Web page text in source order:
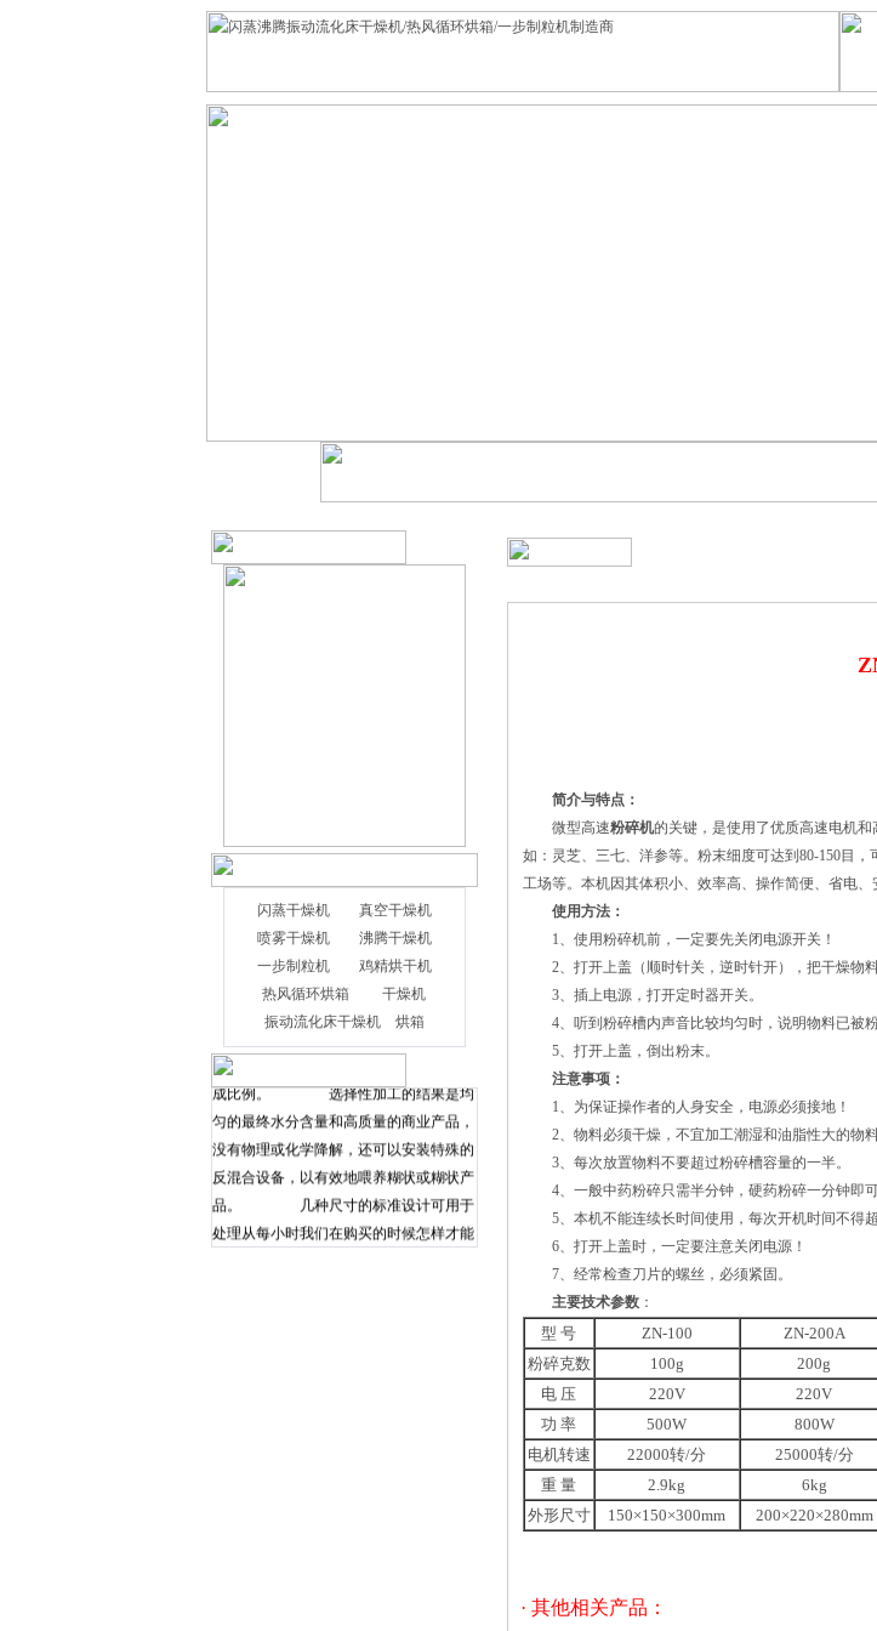
闪蒸干燥机
真空干燥机
喷雾干燥机
沸腾干燥机
一步制粒机
鸡精烘干机
热风循环烘箱
干燥机
振动流化床干燥机
烘箱
闪光灯或瞬时干燥机与传统闪光灯不
同，因为它们采用选择性处理原理。这确
保了每个粒子的停留时间与其尺寸和重量
成比例。 选择性加工的结果是均
匀的最终水分含量和高质量的商业产品，
没有物理或化学降解，还可以安装特殊的
反混合设备，以有效地喂养糊状或糊状产
品。 几种尺寸的标准设计可用于
处理从每小时我们在购买的时候怎样才能
简介与特点：
微型高速粉碎机的关键，是使用了优质高速电机和
如：灵芝、三七、洋参等。粉末细度可达到80-150目
工场等。本机因其体积小、效率高、操作简便、省电
使用方法：
1、使用粉碎机前，一定要先关闭电源开关！
2、打开上盖（顺时针关，逆时针开），把干燥物料
3、插上电源，打开定时器开关。
4、听到粉碎槽内声音比较均匀时，说明物料已被粉
5、打开上盖，倒出粉末。
注意事项：
1、为保证操作者的人身安全，电源必须接地！
2、物料必须干燥，不宜加工潮湿和油脂性大的物料
3、每次放置物料不要超过粉碎槽容量的一半。
4、一般中药粉碎只需半分钟，硬药粉碎一分钟即可
5、本机不能连续长时间使用，每次开机时间不得超
6、打开上盖时，一定要注意关闭电源！
7、经常检查刀片的螺丝，必须紧固。
主要技术参数：
型 号 ZN-100 ZN-200A
粉碎克数
100g 200g
电 压
220V 220V
功 率
500W 800W
电机转速
22000转/分 25000转/分
重 量
2.9kg 6kg
外形尺寸
150×150×300mm 200×220×280mm
· 其他相关产品：